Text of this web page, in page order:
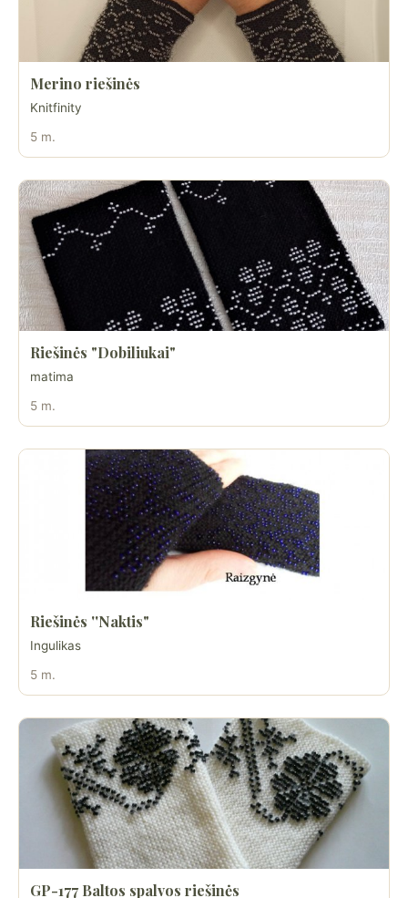
Merino riešinės
Knitfinity
5 m.
Riešinės "Dobiliukai"
matima
5 m.
Riešinės ''Naktis"
Ingulikas
5 m.
GP-177 Baltos spalvos riešinės